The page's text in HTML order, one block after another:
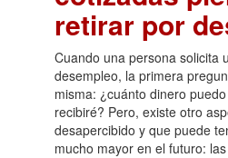
retirar por
Cuando una persona solicita
desempleo, la primera
misma: ¿cuánto dinero
recibiré? Pero, existe otro
desapercibido y que puede
mucho mayor en el futuro: